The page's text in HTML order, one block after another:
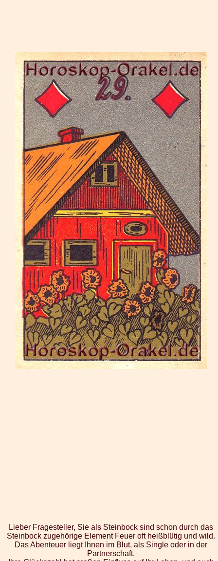
Lieber Fragesteller, Sie als Steinbock sind schon durch das
Steinbock zugehörige Element Feuer oft heißblütig und wild.
Das Abenteuer liegt Ihnen im Blut, als Single oder in der
Partnerschaft.